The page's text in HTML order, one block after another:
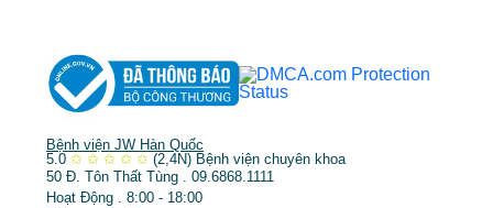
Bệnh viện JW Hàn Quốc
5.0 ✩ ✩ ✩ ✩ ✩ (2,4N) Bệnh viện chuyên khoa
50 Đ. Tôn Thất Tùng . 09.6868.1111
Hoạt Động . 8:00 - 18:00